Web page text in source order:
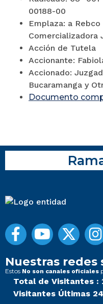
00188-00
Emplaza: a Rebco
Comercializadora
Acción de Tutela
Accionante:
Accionado:
Bucaramanga y
Documento
Nuestras redes
Estos No son canales oficiales
Total de Visitantes :
Visitantes Últimas